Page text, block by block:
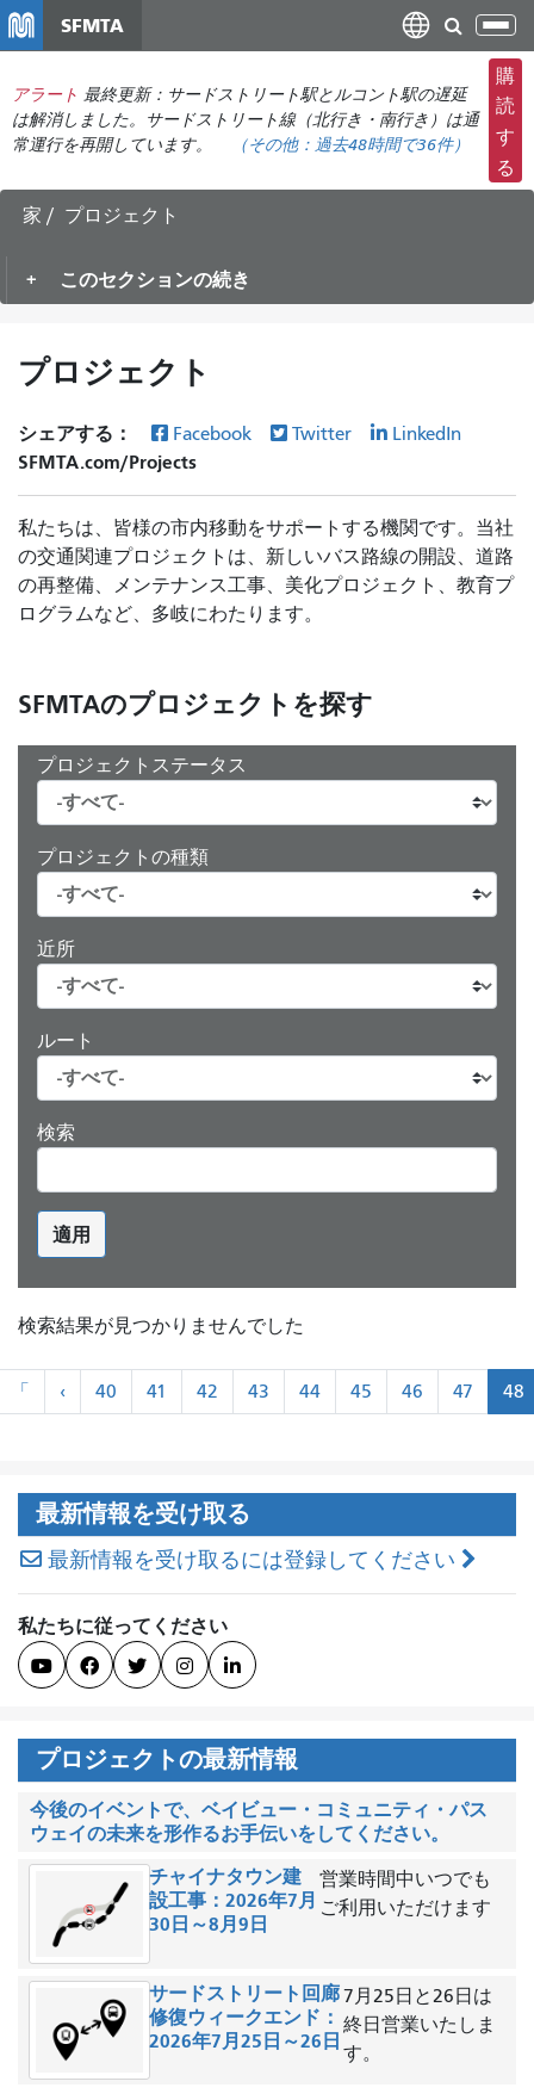
コ
ン
テ
ン
動
SFMTA
ナ
ビ
ゲ
ー
シ
ョ
り
アラート 最終更新：サードストリート駅とルコント駅の遅延
は解消しました。サードストリート線（北行き・南行き）は通
常運行を再開しています。
（その他： 過去48時間で36件）
購
読
す
る
家 プロジェクト
このセクションの続き
プロジェクト
シェアする： Facebook Twitter LinkedIn
SFMTA.com/Projects
私たちは、皆様の市内移動をサポートする機関です。当社
の交通関連プロジェクトは、新しいバス路線の開設、道路
の再整備、メンテナンス工事、美化プロジェクト、教育プ
ログラムなど、多岐にわたります。
SFMTAのプロジェクトを探す
プロジェクトステータス
プロジェクトの種類
近所
ルート
検索
適用
検索結果が見つかりませんでした
ペ
ー
ー
シ
ョ
ン
「 «
最
‹«
前
40 41 42 43 44 45 46 47 48
最新情報を受け取る
最新情報を受け取るには登録してください
私たちに従ってください
    
プロジェクトの最新情報
今後のイベントで、ベイビュー・コミュニティ・パス
ウェイの未来を形作るお手伝いをしてください。
チャイナタウン建
設工事：2026年7月
30日～8月9日
営業時間中いつでも
ご利用いただけます
サードストリート回廊
修復ウィークエンド：
2026年7月25日～26日
7月25日と26日は
終日営業いたしま
す。